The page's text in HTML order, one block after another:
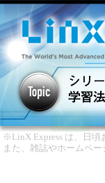
※LinX Express は、日頃
また、雑誌やホームペ